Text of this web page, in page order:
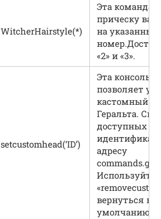
WitcherHairstyle(*)
Эта команда
прическу
на указанный
«2» и «3».
setcustomhead(‘ID’)
Эта
позволяет
кастомный
Геральта.
доступных
адресу
Используйте
вернуться к
умолчанию.